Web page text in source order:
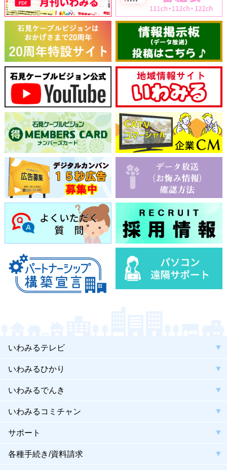
いわみるテレビ
いわみるひかり
いわみるでんき
いわみるコミチャン
サポート
各種手続き/資料請求